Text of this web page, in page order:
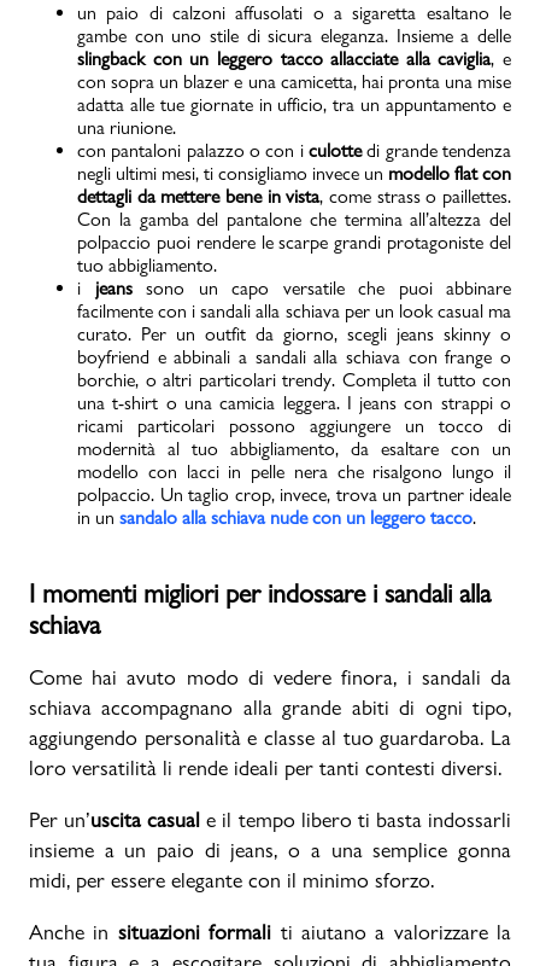
un paio di calzoni affusolati o a sigaretta esaltano le
gambe con uno stile di sicura eleganza. Insieme a delle
slingback con un leggero tacco allacciate alla caviglia, e
con sopra un blazer e una camicetta, hai pronta una mise
adatta alle tue giornate in ufficio, tra un appuntamento e
una riunione.
con pantaloni palazzo o con i culottedi grande tendenza
negli ultimi mesi, ti consigliamo invece un modello flat con
dettagli da mettere bene in vista, come strass o paillettes.
Con la gamba del pantalone che termina all’altezza del
polpaccio puoi rendere le scarpe grandi protagoniste del
tuo abbigliamento.
i jeanssono un capo versatile che puoi abbinare
facilmente con i sandali alla schiava per un look casual ma
curato. Per un outfit da giorno, scegli jeans skinny o
boyfriend e abbinali a sandali alla schiava con frange o
borchie, o altri particolari trendy. Completa il tutto con
una t-shirt o una camicia leggera. I jeans con strappi o
ricami particolari possono aggiungere un tocco di
modernità al tuo abbigliamento, da esaltare con un
modello con lacci in pelle nera che risalgono lungo il
polpaccio. Un taglio crop, invece, trova un partner ideale
in un sandalo alla schiava nude con un leggero tacco.
I momenti migliori per indossare i sandali alla
schiava
Come hai avuto modo di vedere finora, i sandali da
schiava accompagnano alla grande abiti di ogni tipo,
aggiungendo personalità e classe al tuo guardaroba. La
loro versatilità li rende ideali per tanti contesti diversi.
Per un’uscita casual e il tempo libero ti basta indossarli
insieme a un paio di jeans, o a una semplice gonna
midi, per essere elegante con il minimo sforzo.
Anche in situazioni formali ti aiutano a valorizzare la